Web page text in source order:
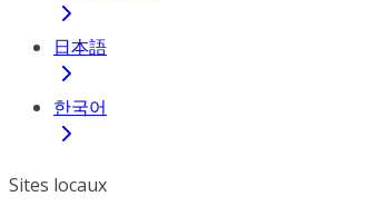
日本語
한국어
Sites locaux